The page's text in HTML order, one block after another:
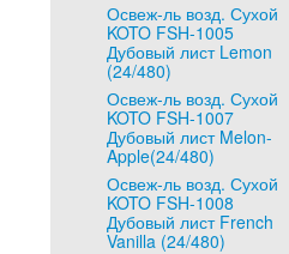
Освеж-ль возд. Сухой
KOTO FSH-1005
Дубовый лист Lemon
(24/480)
Освеж-ль возд. Сухой
KOTO FSH-1007
Дубовый лист Melon-
Apple(24/480)
Освеж-ль возд. Сухой
KOTO FSH-1008
Дубовый лист French
Vanilla (24/480)